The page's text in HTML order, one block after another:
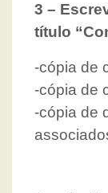
3 –
título
-cópia de
-cópia de
-cópia de